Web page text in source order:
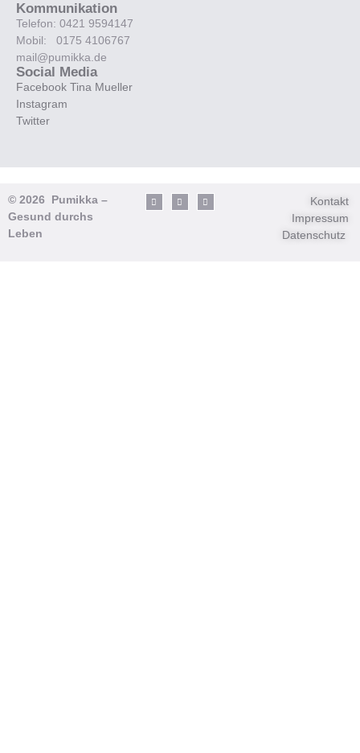
Kommunikation
Telefon: 0421 9594147
Mobil: 0175 4106767
mail@pumikka.de
Social Media
Facebook Tina Mueller
Instagram
Twitter
© 2026 Pumikka –
Gesund durchs
Leben
Kontakt
Impressum
Datenschutz